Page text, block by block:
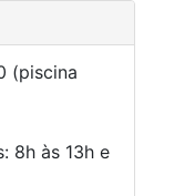
(piscina
8h às 13h e